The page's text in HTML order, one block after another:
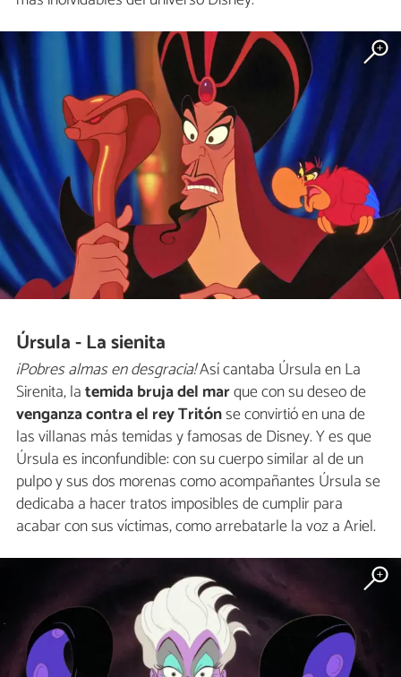
Úrsula - La sienita
¡Pobres almas en desgracia!Así cantaba Úrsula en La
Sirenita, latemida bruja del marque con su deseo de
venganza contra el rey Tritónse convirtió en una de
las villanas más temidas y famosas de Disney. Y es que
Úrsula es inconfundible: con su cuerpo similar al de un
pulpo y sus dos morenas como acompañantes Úrsula se
dedicaba a hacer tratos imposibles de cumplir para
acabar con sus víctimas, como arrebatarle la voz a Ariel.